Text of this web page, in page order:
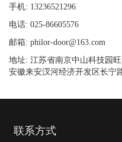
手机: 13236521296
电话: 025-86605576
邮箱: philor-door@163.com
地址: 江苏省南京中山科技园旺
安徽来安汊河经济开发区长宁
联系方式